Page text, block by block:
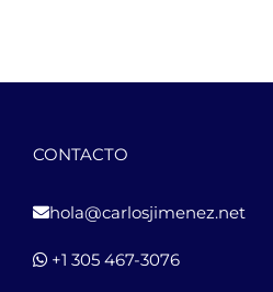
CONTACTO
hola@carlosjimenez.net
+1 305 467-3076